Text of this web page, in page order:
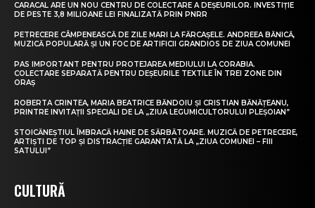
CARACAL ARE UN NOU CENTRU DE COLECTARE A DEȘEURILOR. INVESTIȚIE
DE PESTE 3,8 MILIOANE LEI FINALIZATĂ PRIN PNRR
PETRECERE CÂMPENEASCĂ DE ZILE MARI LA FĂRCAȘELE. ANDREEA BĂNICĂ,
MUZICĂ POPULARĂ ȘI UN FOC DE ARTIFICII GRANDIOS DE ZIUA COMUNEI
PAS IMPORTANT PENTRU PROTEJAREA MEDIULUI LA CORABIA.
COLECTARE SEPARATĂ PENTRU DEȘEURILE TEXTILE ÎN TREI ZONE DIN
ORAȘ
ROBERTA CRINTEA, MARIA BEATRICE BĂNDOIU ȘI CRISTIAN BĂNĂȚEANU,
PRINTRE INVITAȚII SPECIALI DE LA „ZIUA LEGUMICULTORULUI PLEȘOIAN”
STOICĂNEȘTIUL ÎMBRACĂ HAINE DE SĂRBĂTOARE. MUZICĂ DE PETRECERE,
ARTIȘTI DE TOP ȘI DISTRACȚIE GARANTATĂ LA „ZIUA COMUNEI – FIII
SATULUI”
CULTURĂ